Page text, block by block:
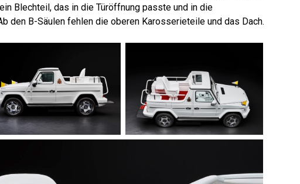
Blechteil, das in die Türöffnung passte und in die
den B-Säulen fehlen die oberen Karosserieteile und das Dach.